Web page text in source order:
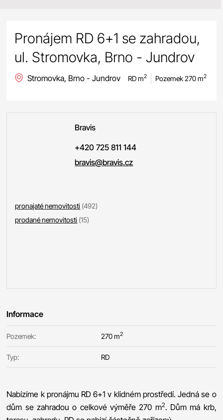
Pronájem RD 6+1 se zahradou,
ul. Stromovka, Brno - Jundrov
Stromovka, Brno - Jundrov RD m2 Pozemek 270 m2
Bravis
+420 725 811 144
bravis@bravis.cz
pronajaté nemovitosti (492)
prodané nemovitosti (15)
Informace
Pozemek: 270 m2
Typ: RD
Nabízíme k pronájmu RD 6+1 v klidném prostředí. Jedná se o
dům se zahradou o celkové výměře 270 m2. Dům má krb,